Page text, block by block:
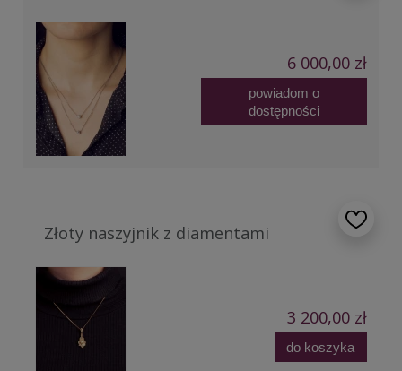
6 000,00 zł
powiadom o
dostępności
Złoty naszyjnik z diamentami
3 200,00 zł
do koszyka